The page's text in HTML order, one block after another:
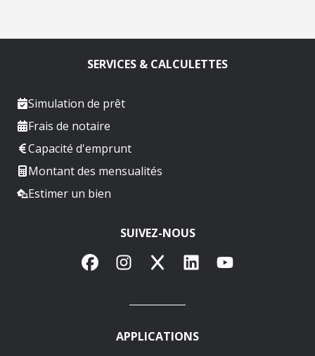
SERVICES & CALCULETTES
Simulation de prêt
Frais de notaire
Capacité d'emprunt
Montant des mensualités
Estimer un bien
SUIVEZ-NOUS
FacebookInstagram
X LinkedInYouTube
APPLICATIONS